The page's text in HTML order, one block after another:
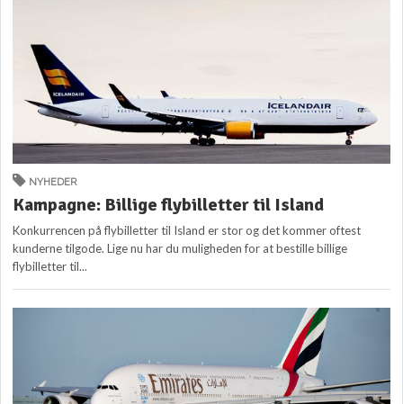
NYHEDER
Kampagne: Billige flybilletter til Island
Konkurrencen på flybilletter til Island er stor og det kommer oftest
kunderne tilgode. Lige nu har du muligheden for at bestille billige
flybilletter til...